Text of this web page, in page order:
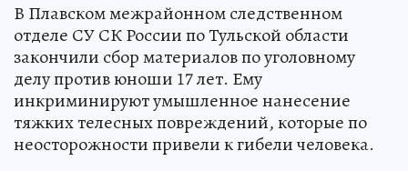
В Плавском межрайонном следственном
отделе СУ СК России по Тульской области
закончили сбор материалов по уголовному
делу против юноши 17 лет. Ему
инкриминируют умышленное нанесение
тяжких телесных повреждений, которые по
неосторожности привели к гибели человека.